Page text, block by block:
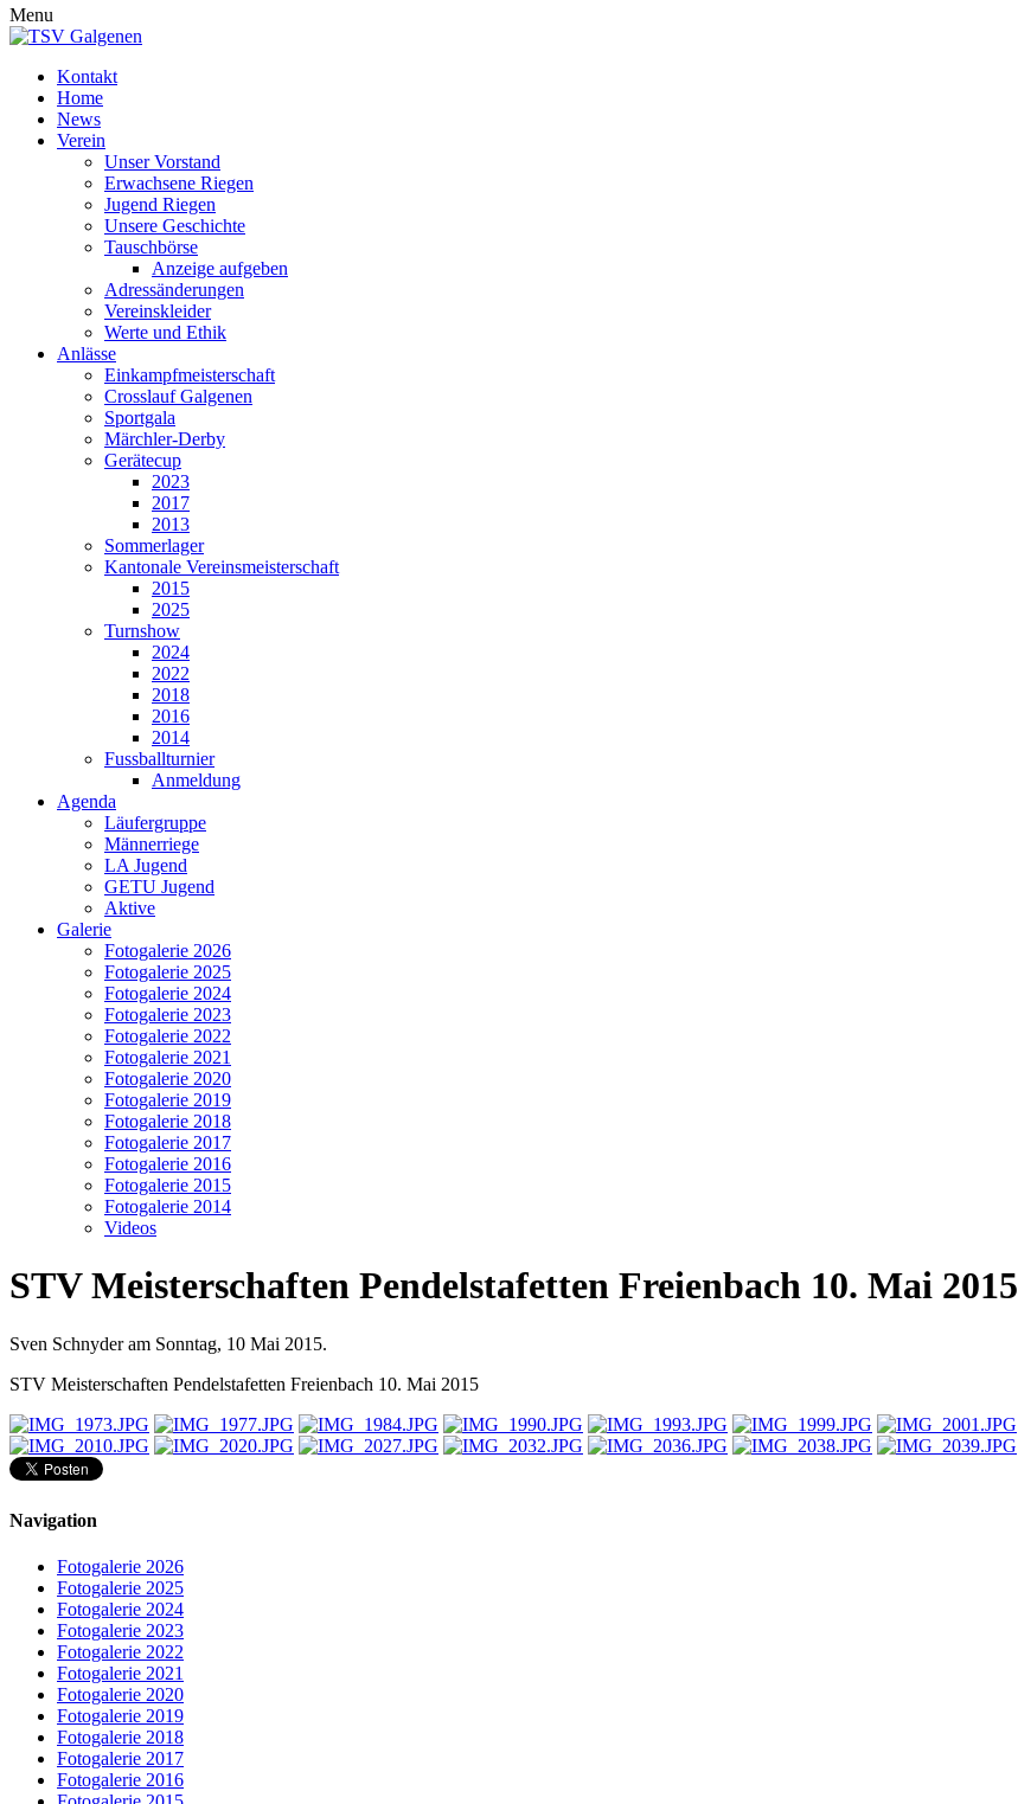
Menu
Kontakt
Home
News
Verein
Unser Vorstand
Erwachsene Riegen
Jugend Riegen
Unsere Geschichte
Tauschbörse
Anzeige aufgeben
Adressänderungen
Vereinskleider
Werte und Ethik
Anlässe
Einkampfmeisterschaft
Crosslauf Galgenen
Sportgala
Märchler-Derby
Gerätecup
2023
2017
2013
Sommerlager
Kantonale Vereinsmeisterschaft
2015
2025
Turnshow
2024
2022
2018
2016
2014
Fussballturnier
Anmeldung
Agenda
Läufergruppe
Männerriege
LA Jugend
GETU Jugend
Aktive
Galerie
Fotogalerie 2026
Fotogalerie 2025
Fotogalerie 2024
Fotogalerie 2023
Fotogalerie 2022
Fotogalerie 2021
Fotogalerie 2020
Fotogalerie 2019
Fotogalerie 2018
Fotogalerie 2017
Fotogalerie 2016
Fotogalerie 2015
Fotogalerie 2014
Videos
STV Meisterschaften Pendelstafetten Freienbach 10. Mai 2015
Sven Schnyder am Sonntag, 10 Mai 2015.
STV Meisterschaften Pendelstafetten Freienbach 10. Mai 2015
Navigation
Fotogalerie 2026
Fotogalerie 2025
Fotogalerie 2024
Fotogalerie 2023
Fotogalerie 2022
Fotogalerie 2021
Fotogalerie 2020
Fotogalerie 2019
Fotogalerie 2018
Fotogalerie 2017
Fotogalerie 2016